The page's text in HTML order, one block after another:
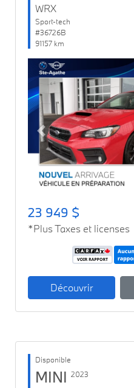
WRX
Sport-tech
#36726B
91157 km
Previous
23 949 $
*Plus Taxes et licenses
Découvrir
Disponible
MINI 2023